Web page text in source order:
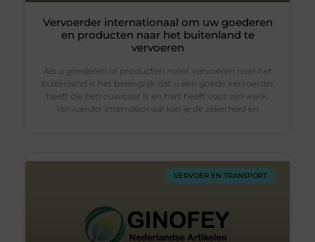
Vervoerder internationaal om uw goederen
en producten naar het buitenland te
vervoeren
Als u goederen of producten moet vervoeren naar het
buitenland is het belangrijk dat u een goede vervoerder
heeft die betrouwbaar is en hart heeft voor zijn werk.
Vervoerder internationaal kan je de zekerheid en
VERVOER EN TRANSPORT